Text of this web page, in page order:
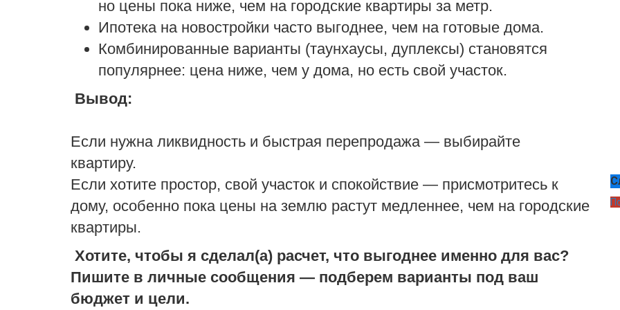
но цены пока ниже, чем на городские квартиры за метр.
Ипотека на новостройки часто выгоднее, чем на готовые дома.
Комбинированные варианты (таунхаусы, дуплексы) становятся
популярнее: цена ниже, чем у дома, но есть свой участок.
Вывод:
Если нужна ликвидность и быстрая перепродажа — выбирайте
квартиру.
Если хотите простор, свой участок и спокойствие — присмотритесь к
дому, особенно пока цены на землю растут медленнее, чем на городские
квартиры.
Хотите, чтобы я сделал(а) расчет, что выгоднее именно для вас?
Пишите в личные сообщения — подберем варианты под ваш
бюджет и цели.